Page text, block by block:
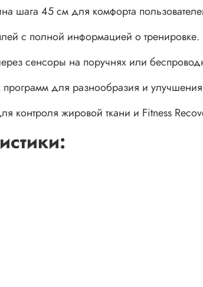
шага 45 см для комфорта
с полной информацией о тренировке.
сенсоры на поручнях или
программ для разнообразия и
контроля жировой ткани и Fitness